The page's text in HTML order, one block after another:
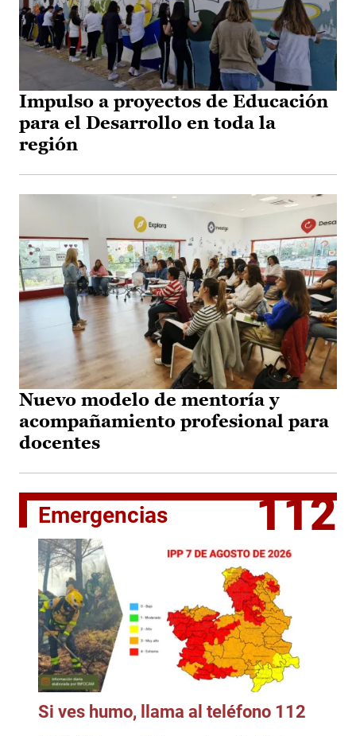
Impulso a proyectos de Educación
para el Desarrollo en toda la
región
Nuevo modelo de mentoría y
acompañamiento profesional para
docentes
Emergencias 112
Si ves humo, llama al teléfono 112